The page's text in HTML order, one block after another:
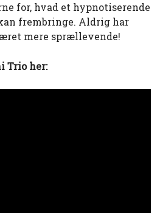
for, hvad et hypnotiserende
frembringe. Aldrig har
mere sprællevende!
Trio her: